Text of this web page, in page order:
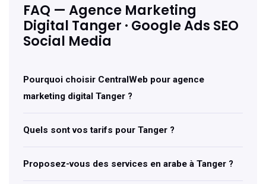
FAQ — Agence Marketing
Digital Tanger · Google Ads SEO
Social Media
Pourquoi choisir CentralWeb pour agence
marketing digital Tanger ?
Quels sont vos tarifs pour Tanger ?
Proposez-vous des services en arabe à Tanger ?